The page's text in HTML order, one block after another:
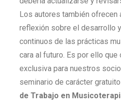
Los autores también ofrecen
reflexión sobre el desarrollo
continuos de las prácticas
cara al futuro. Es por ello
exclusiva para nuestros
seminario de carácter gratuito
de Trabajo en